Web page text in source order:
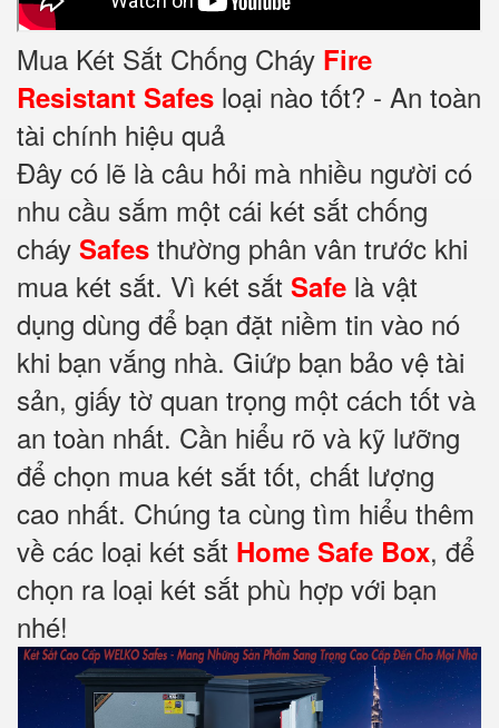
Mua Két Sắt Chống Cháy Fire
Resistant Safes loại nào tốt? - An toàn
tài chính hiệu quả
Đây có lẽ là câu hỏi mà nhiều người có
nhu cầu sắm một cái két sắt chống
cháy Safes thường phân vân trước khi
mua két sắt. Vì két sắt Safe là vật
dụng dùng để bạn đặt niềm tin vào nó
khi bạn vắng nhà. Giứp bạn bảo vệ tài
sản, giấy tờ quan trọng một cách tốt và
an toàn nhất. Cần hiểu rõ và kỹ lưỡng
để chọn mua két sắt tốt, chất lượng
cao nhất. Chúng ta cùng tìm hiểu thêm
về các loại két sắt Home Safe Box, để
chọn ra loại két sắt phù hợp với bạn
nhé!